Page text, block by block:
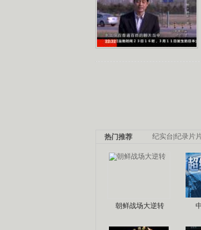
纪实台 纪录片
热门推荐
朝鲜战场大逆转